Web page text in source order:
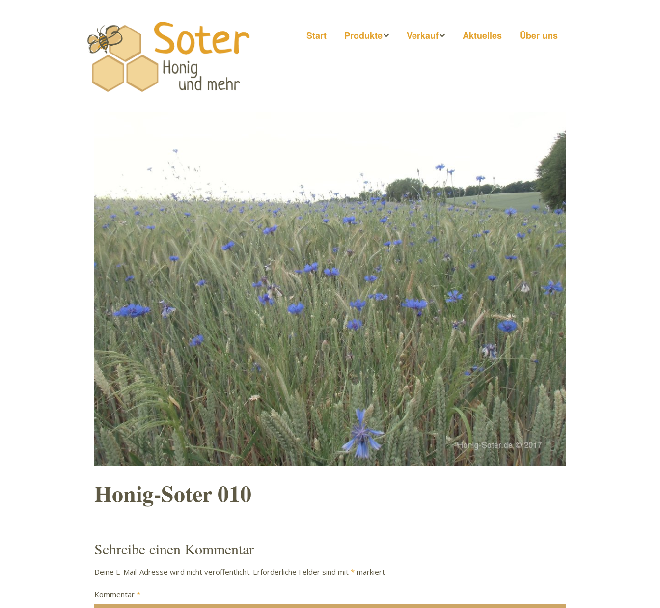
Start
Produkte
Verkauf
Aktuelles Über uns
Honig-Soter 010
Schreibe einen Kommentar
Deine E-Mail-Adresse wird nicht veröffentlicht. Erforderliche Felder sind mit * markiert
Kommentar *